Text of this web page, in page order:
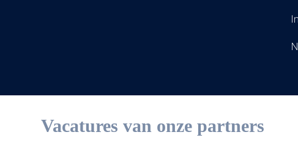
Vacatures van onze partners